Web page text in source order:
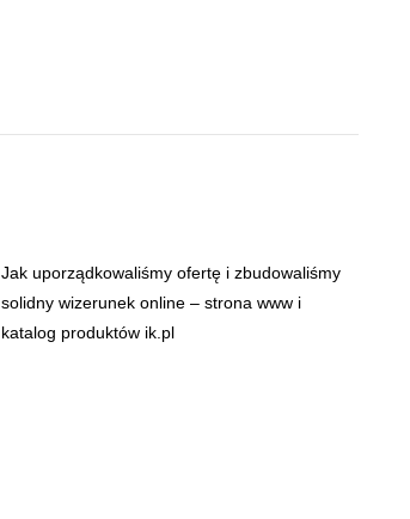
Jak uporządkowaliśmy ofertę i zbudowaliśmy
solidny wizerunek online – strona www i
katalog produktów ik.pl